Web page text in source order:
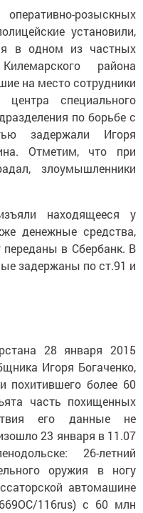
розыскных
установили,
в одном из частных
района
на место сотрудники
специального
по борьбе с
задержали Игоря
Отметим, что при
злоумышленники
находящееся у
денежные средства,
переданы в Сбербанк. В
задержаны по ст.91 и
28 января 2015
Игоря Богаченко,
похитившего более 60
часть похищенных
его данные не
23 января в 11.07
26-летний
оружия в ногу
автомашине
116rus) с 60 млн